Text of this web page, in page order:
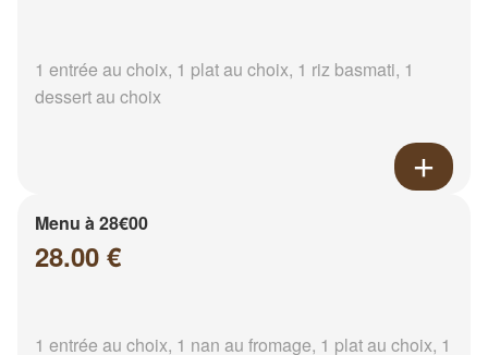
1 entrée au choix, 1 plat au choix, 1 riz basmati, 1
dessert au choix
Menu à 28€00
28.00 €
1 entrée au choix, 1 nan au fromage, 1 plat au choix, 1